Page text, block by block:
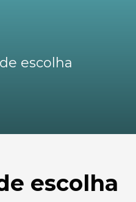
escolha
escolha